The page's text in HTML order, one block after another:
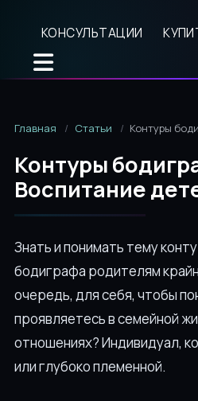
КОНСУЛЬТАЦИИ
Главная Статьи Контуры
Контуры
Воспитание
Знать и понимать тему
бодиграфа родителям
очередь, для себя, чтобы
проявляетесь в семейной
отношениях? Индивидуал,
или глубоко племенной.